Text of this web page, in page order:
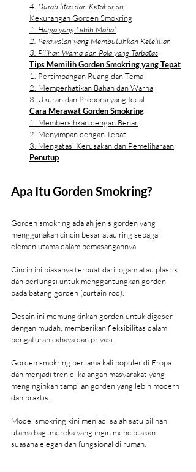
4. Durabilitas dan Ketahanan
Kekurangan Gorden Smokring
1. Harga yang Lebih Mahal
2. Perawatan yang Membutuhkan Ketelitian
3. Pilihan Warna dan Pola yang Terbatas
Tips Memilih Gorden Smokring yang Tepat
1. Pertimbangan Ruang dan Tema
2. Memperhatikan Bahan dan Warna
3. Ukuran dan Proporsi yang Ideal
Cara Merawat Gorden Smokring
1. Membersihkan dengan Benar
2. Menyimpan dengan Tepat
3. Mengatasi Kerusakan dan Pemeliharaan
Penutup
Apa Itu Gorden Smokring?
Gorden smokring adalah jenis gorden yang
menggunakan cincin besar atau ring sebagai
elemen utama dalam pemasangannya.
Cincin ini biasanya terbuat dari logam atau plastik
dan berfungsi untuk menggantungkan gorden
pada batang gorden (curtain rod).
Desain ini memungkinkan gorden untuk digeser
dengan mudah, memberikan fleksibilitas dalam
pengaturan cahaya dan privasi.
Gorden smokring pertama kali populer di Eropa
dan menjadi tren di kalangan masyarakat yang
menginginkan tampilan gorden yang lebih modern
dan praktis.
Model smokring kini menjadi salah satu pilihan
utama bagi mereka yang ingin menciptakan
suasana elegan dan fungsional di rumah.